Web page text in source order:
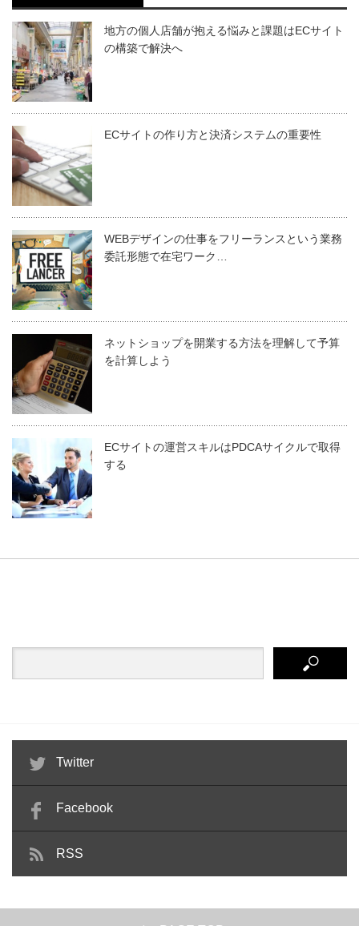
地方の個人店舗が抱える悩みと課題はECサイト
の構築で解決へ
ECサイトの作り方と決済システムの重要性
WEBデザインの仕事をフリーランスという業務
委託形態で在宅ワーク…
ネットショップを開業する方法を理解して予算
を計算しよう
ECサイトの運営スキルはPDCAサイクルで取得
する
Twitter
Facebook
RSS